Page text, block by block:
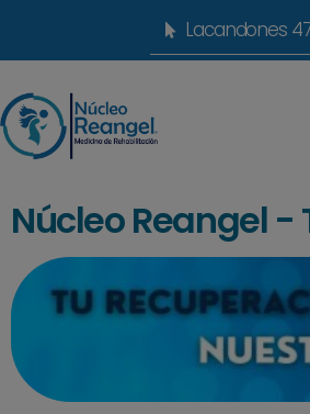
Lacandones
Núcleo Reangel